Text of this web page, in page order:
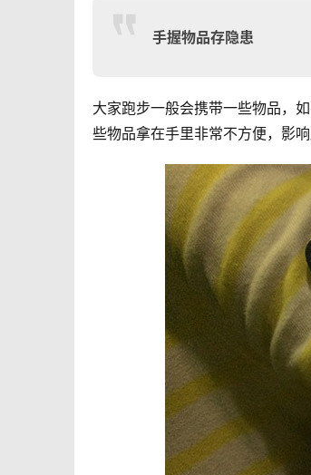
手握物品存隐患
大家跑步一般会携带一些物品，
些物品拿在手里非常不方便，影